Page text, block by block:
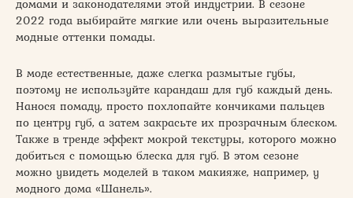
домами и законодателями этой индустрии. В сезоне
2022 года выбирайте мягкие или очень выразительные
модные оттенки помады.
В моде естественные, даже слегка размытые губы,
поэтому не используйте карандаш для губ каждый день.
Нанося помаду, просто похлопайте кончиками пальцев
по центру губ, а затем закрасьте их прозрачным блеском.
Также в тренде эффект мокрой текстуры, которого можно
добиться с помощью блеска для губ. В этом сезоне
можно увидеть моделей в таком макияже, например, у
модного дома «Шанель».